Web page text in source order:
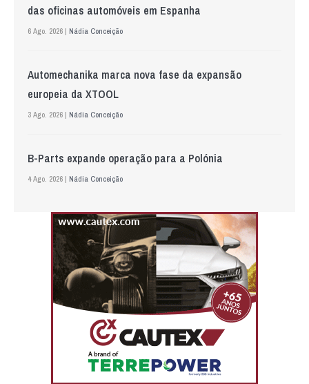
das oficinas automóveis em Espanha
6 Ago. 2026 | Nádia Conceição
Automechanika marca nova fase da expansão
europeia da XTOOL
3 Ago. 2026 | Nádia Conceição
B-Parts expande operação para a Polónia
4 Ago. 2026 | Nádia Conceição